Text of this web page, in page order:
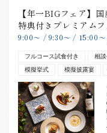
【年一BIGフェア】
特典付きプレミアム
9:00〜 / 9:30〜 / 15:00〜
フルコース試食付き 相
模擬挙式
模擬披露宴